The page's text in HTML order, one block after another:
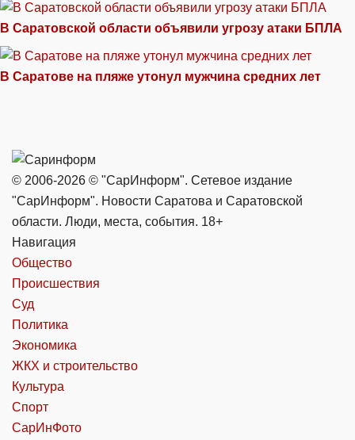
В Саратовской области объявили угрозу атаки БПЛА
В Саратове на пляже утонул мужчина средних лет
© 2006-2026 © "СарИнформ". Сетевое издание
"СарИнформ". Новости Саратова и Саратовской
области. Люди, места, события. 18+
Навигация
Общество
Происшествия
Суд
Политика
Экономика
ЖКХ и строительство
Культура
Спорт
СарИнФото